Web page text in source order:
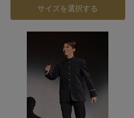
サイズを選択する